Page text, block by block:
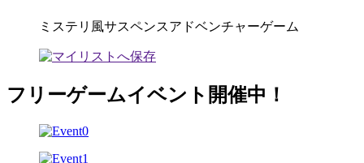
ミステリ風サスペンスアドベンチャーゲーム
フリーゲームイベント開催中！